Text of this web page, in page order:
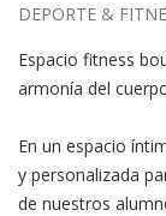
DEPORTE &
Espacio fitness
armonía del
En un espacio
y personalizada
de nuestros